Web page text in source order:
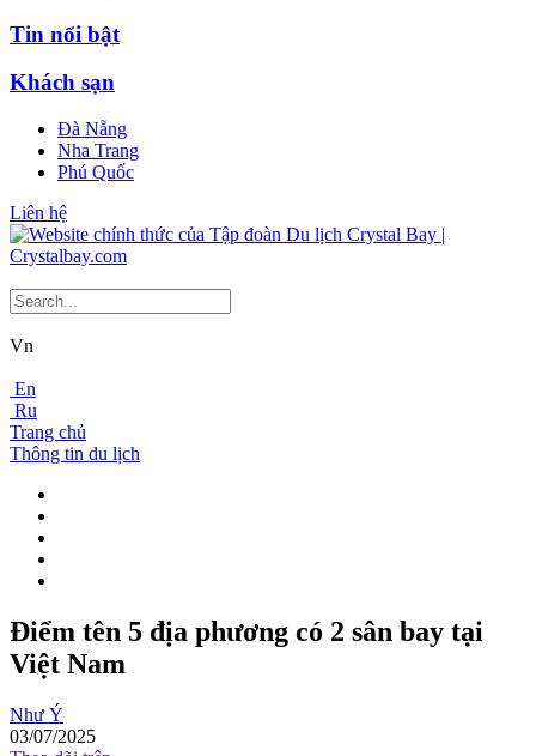
Tin nổi bật
Khách sạn
Đà Nẵng
Nha Trang
Phú Quốc
Liên hệ
Vn
En
Ru
Trang chủ
Thông tin du lịch
Điểm tên 5 địa phương có 2 sân bay tại
Việt Nam
Như Ý
03/07/2025